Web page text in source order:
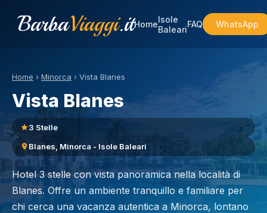
BarbaViaggi.itHomeIsole
BaleariFAQ WhatsApp
Home › Minorca › Vista Blanes
Vista Blanes
3 Stelle
Blanes, Minorca - Isole Baleari
Hotel 3 stelle con vista panoramica nella località di
Blanes. Offre un ambiente tranquillo e familiare per
chi cerca una vacanza autentica a Minorca, lontano